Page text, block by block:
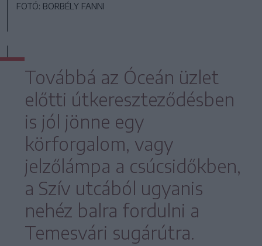
FOTÓ: BORBÉLY FANNI
Továbbá az Óceán üzlet
előtti útkereszteződésben
is jól jönne egy
körforgalom, vagy
jelzőlámpa a csúcsidőkben,
a Szív utcából ugyanis
nehéz balra fordulni a
Temesvári sugárútra.